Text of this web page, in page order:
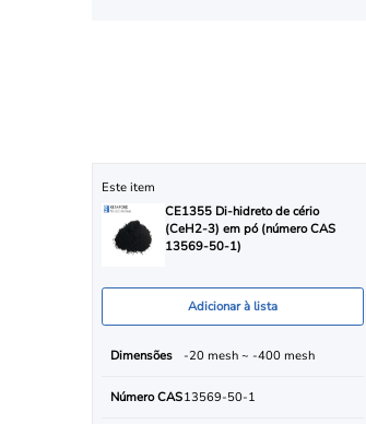
Este item
CE1355 Di-hidreto de cério
(CeH2-3) em pó (número CAS
13569-50-1)
Adicionar à lista
Dimensões -20 mesh ~ -400 mesh
Número CAS13569-50-1